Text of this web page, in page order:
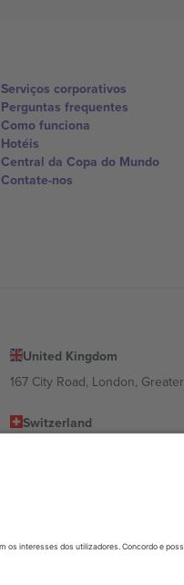
Serviços corporativos
Perguntas frequentes
Como funciona
Hotéis
Central da Copa do Mundo
Contate-nos
United Kingdom
167 City Road, London,
Switzerland